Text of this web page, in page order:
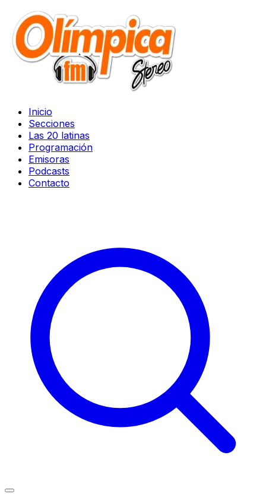
Inicio
Secciones
Las 20 latinas
Programación
Emisoras
Podcasts
Contacto